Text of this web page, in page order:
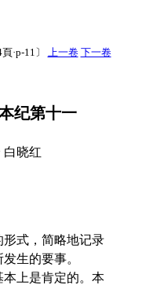
頁·p-11〕 上一卷 下一卷
纪第十一
白晓红
式，简略地记录
生的要事。
上是肯定的。本